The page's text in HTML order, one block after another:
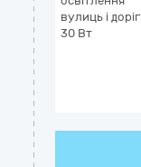
вулиць і доріг
30 Вт